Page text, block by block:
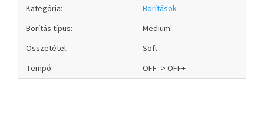
Kategória:
Borítások
Borítás típus:
Medium
Összetétel:
Soft
Tempó: OFF- > OFF+